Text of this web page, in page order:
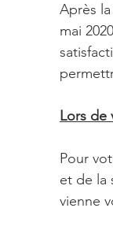
Après
mai
Lors de
Pour
et de la
vienne